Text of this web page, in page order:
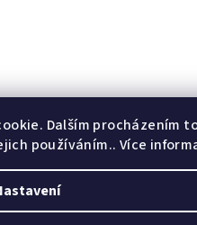
Dalším procházením
používáním.. Více